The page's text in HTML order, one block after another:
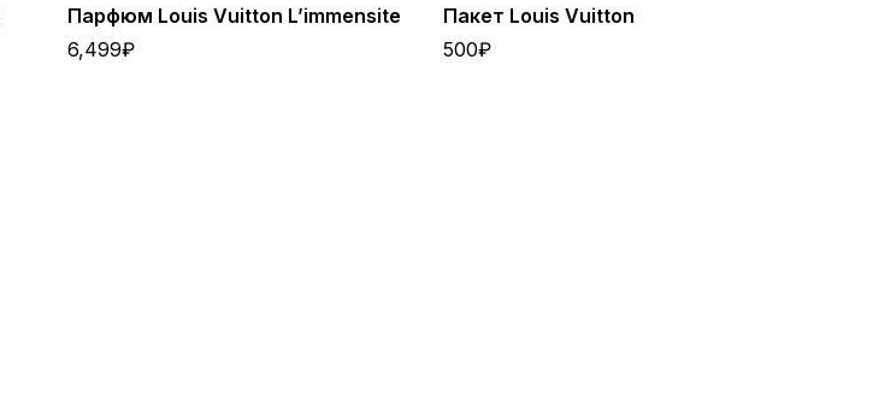
Парфюм Louis Vuitton L’immensite
6,499₽
Пакет Louis Vuitton
500₽